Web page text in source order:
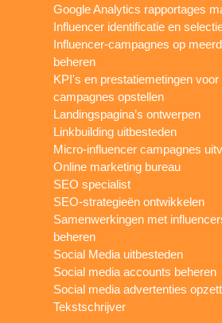
Google Analytics rapportages
Influencer identificatie en
Influencer-campagnes op
beheren
KPI's en prestatiemetingen voor
campagnes opstellen
Landingspagina’s ontwerpen
Linkbuilding uitbesteden
Micro-influencer campagnes
Online marketing bureau
SEO specialist
SEO-strategieën ontwikkelen
Samenwerkingen met
beheren
Social Media uitbesteden
Social media accounts beheren
Social media advertenties
Tekstschrijver